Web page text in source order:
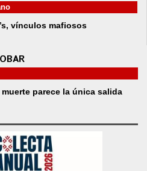
vínculos mafiosos
parece la única salida